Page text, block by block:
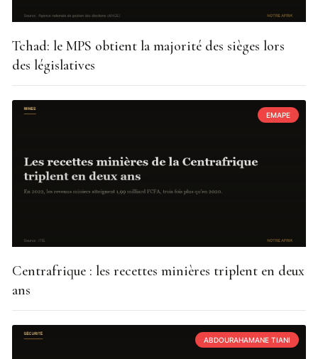
Tchad: le MPS obtient la majorité des sièges lors
des législatives
EMAPE
Centrafrique : les recettes minières triplent en deux
ans
ABDOURAHAMANE TIANI